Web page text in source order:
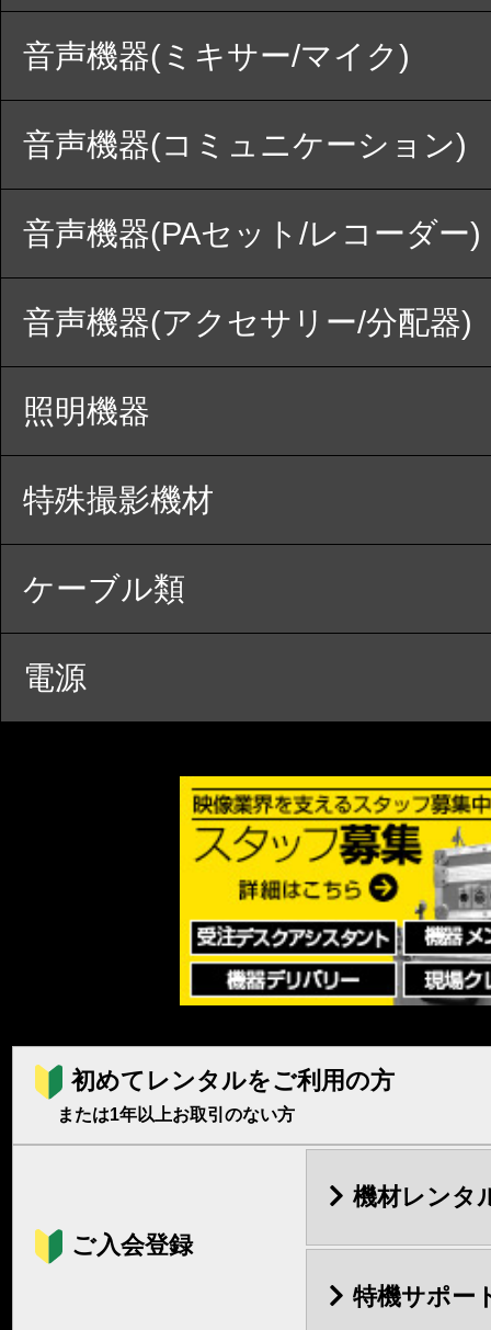
音声機器(ミキサー/マイク)
音声機器(コミュニケーション)
音声機器(PAセット/レコーダー)
音声機器(アクセサリー/分配器)
照明機器
特殊撮影機材
ケーブル類
電源
初めてレンタルをご利用の方
または1年以上お取引のない方
ご入会登録
機材レンタ
特機サポー